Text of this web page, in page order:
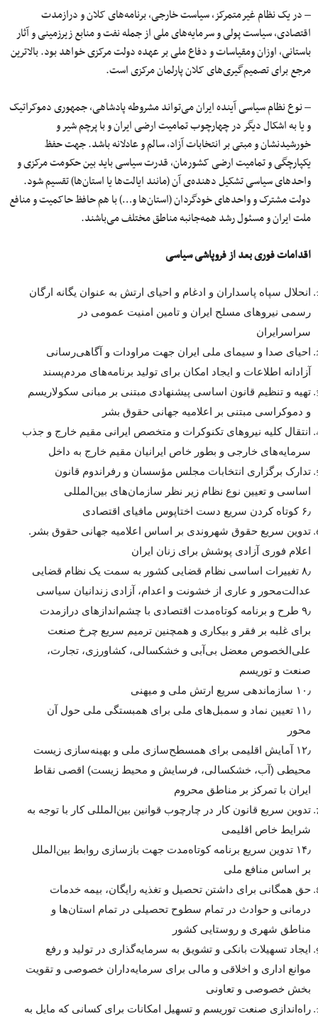
– در یک نظام غیرمتمرکز، سیاست خارجی، برنامه‌های کلان و درازمدت
اقتصادی، سیاست پولی و سرمایه‌های ملی از جمله نفت و منابع زیرزمینی و آثار
باستانی، اوزان ومقیاسات و دفاع ملی بر عهده دولت مرکزی خواهد بود. بالاترین
مرجع برای تصمیم‌گیری‌های کلان پارلمان مرکزی است.
– نوع نظام سیاسی آینده ایران می‌تواند مشروطه پادشاهی، جمهوری دموکراتیک
و یا به اشکال دیگر در چهارچوب تمامیت ارضی ایران و با پرچم شیر و
خورشیدنشان و مبتی بر انتخابات آزاد، سالم و عادلانه باشد. جهت حفظ
یکپارچگی و تمامیت ارضی کشورمان، قدرت سیاسی باید بین حکومت مرکزی و
واحدهای سیاسی تشکیل دهنده‌ی آن (مانند ایالت‌ها یا استان‌ها) تقسیم شود.
دولت مشترک و واحدهای خودگردان (استان‌ها و…) با هم حافظ حاکمیت و منافع
ملت ایران و مسئول رشد همه‌جانبه مناطق مختلف می‌باشند.
اقدامات فوری بعد از فروپاشی سیاسی
انحلال سپاه پاسداران و ادغام و احیای ارتش به عنوان یگانه ارگان
رسمی نیروهای مسلح ایران و تامین امنیت عمومی در
سراسرایران
احیای صدا و سیمای ملی ایران جهت مراودات و آگاهی‌رسانی
آزادانه اطلاعات و ایجاد امکان برای تولید برنامه‌های مردم‌پسند
تهیه و تنظیم قانون اساسی پیشنهادی مبتنی بر مبانی سکولاریسم
و دموکراسی مبتنی بر اعلامیه جهانی حقوق بشر
انتقال کلیه نیروهای تکنوکرات و متخصص ایرانی مقیم خارج و جذب
سرمایه‌های خارجی و بطور خاص ایرانیان مقیم خارج به داخل
تدارک برگزاری انتخابات مجلس مؤسسان و رفراندوم قانون
اساسی و تعیین نوع نظام زیر نظر سازمان‌های بین‌المللی
۶٫ کوتاه کردن سریع دست اختاپوس مافیای اقتصادی
تدوین سریع حقوق شهروندی بر اساس اعلامیه جهانی حقوق بشر.
اعلام فوری آزادی پوشش برای زنان ایران
۸٫ تغییرات اساسی نظام قضایی کشور به سمت یک نظام قضایی
عدالت‌محور و عاری از خشونت و اعدام، آزادی زندانیان سیاسی
۹٫ طرح و برنامه کوتاه‌مدت اقتصادی با چشم‌اندازهای درازمدت
برای غلبه بر فقر و بیکاری و همچنین ترمیم سریع چرخ صنعت
علی‌الخصوص معضل بی‌آبی و خشکسالی، کشاورزی، تجارت،
صنعت و توریسم
۱۰٫ سازماندهی سریع ارتش ملی و میهنی
۱۱٫ تعیین نماد و سمبل‌های ملی برای همبستگی ملی حول آن
محور
۱۲٫ آمایش اقلیمی برای همسطح‌سازی ملی و بهینه‌سازی زیست
محیطی (آب، خشکسالی، فرسایش و محیط زیست) اقصی نقاط
ایران با تمرکز بر مناطق محروم
تدوین سریع قانون کار در چارچوب قوانین بین‌المللی کار با توجه به
شرایط خاص اقلیمی
۱۴٫ تدوین سریع برنامه کوتاه‌مدت جهت بازسازی روابط بین‌الملل
بر اساس منافع ملی
حق همگانی برای داشتن تحصیل و تغذیه رایگان، بیمه خدمات
درمانی و حوادث در تمام سطوح تحصیلی در تمام استان‌ها و
مناطق شهری و روستایی کشور
ایجاد تسهیلات بانکی و تشویق به سرمایه‌گذاری در تولید و رفع
موانع اداری و اخلاقی و مالی برای سرمایه‌داران خصوصی و تقویت
بخش خصوصی و تعاونی
راه‌اندازی صنعت توریسم و تسهیل امکانات برای کسانی که مایل به